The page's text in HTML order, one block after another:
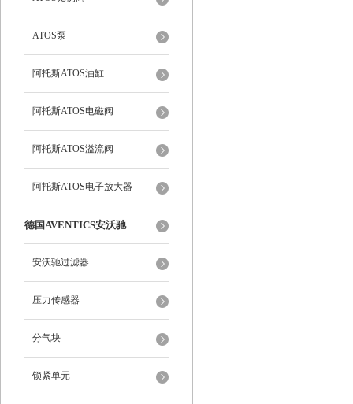
ATOS泵
阿托斯ATOS油缸
阿托斯ATOS电磁阀
阿托斯ATOS溢流阀
阿托斯ATOS电子放大器
德国AVENTICS安沃驰
安沃驰过滤器
压力传感器
分气块
锁紧单元